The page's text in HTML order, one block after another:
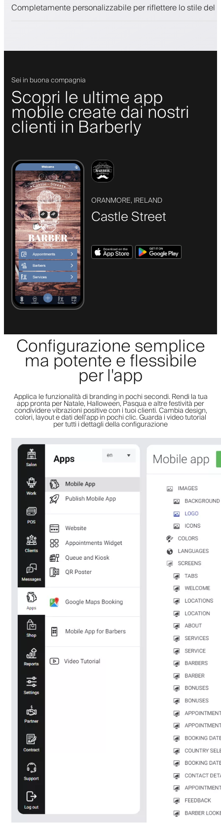
Completamente personalizzabile per riflettere lo stile del
Sei in buona compagnia
Scopri le ultime app
mobile create dai nostri
clienti in Barberly
ORANMORE, IRELAND
Castle Street
Configurazione semplice
ma potente e flessibile
per l'app
Applica le funzionalità di branding in pochi secondi. Rendi la tua
app pronta per Natale, Halloween, Pasqua e altre festività per
condividere vibrazioni positive con i tuoi clienti. Cambia design,
colori, layout e dati dell'app in pochi clic. Guarda i video tutorial
per tutti i dettagli della configurazione